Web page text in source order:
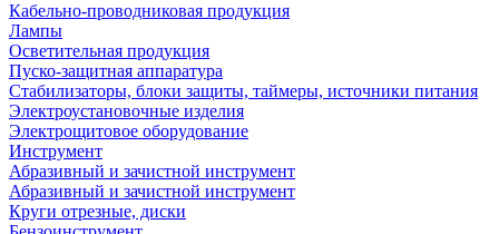
Кабельно-проводниковая продукция
Лампы
Осветительная продукция
Пуско-защитная аппаратура
Стабилизаторы, блоки защиты, таймеры, источники питания
Электроустановочные изделия
Электрощитовое оборудование
Инструмент
Абразивный и зачистной инструмент
Абразивный и зачистной инструмент
Круги отрезные, диски